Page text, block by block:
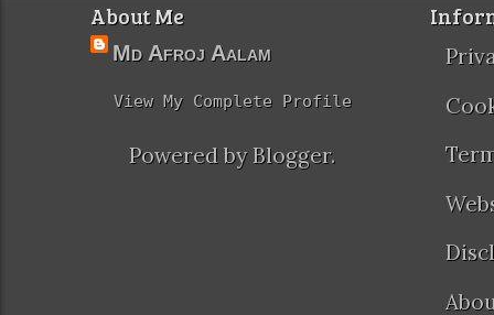
About Me
Md Afroj Aalam
View My Complete Profile
Powered byBlogger.